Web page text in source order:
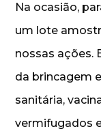
Na ocasião,
um lote
nossas ações.
da brincagem
sanitária,
vermifugados